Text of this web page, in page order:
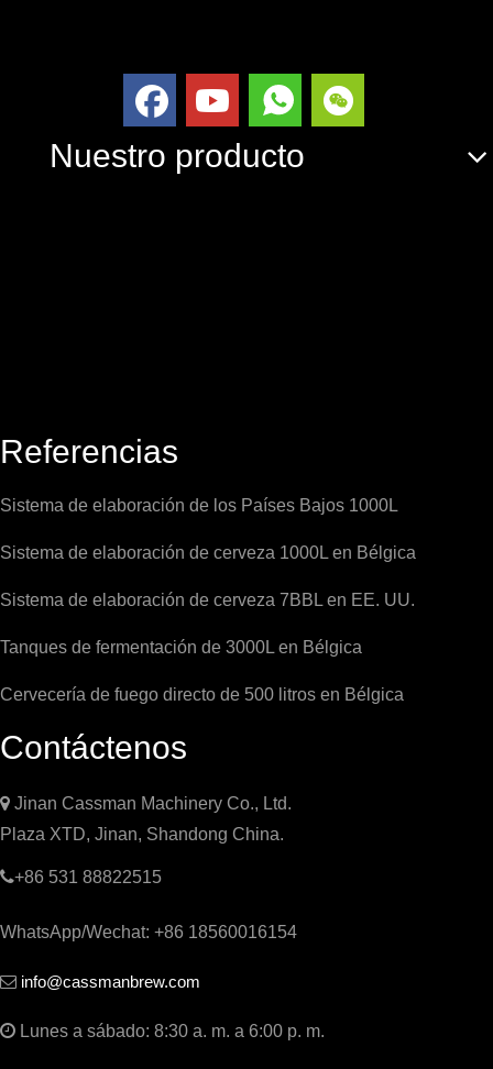
Nuestro producto
Referencias
Sistema de elaboración de los Países Bajos 1000L
Sistema de elaboración de cerveza 1000L en Bélgica
Sistema de elaboración de cerveza 7BBL en EE. UU.
Tanques de fermentación de 3000L en Bélgica
Cervecería de fuego directo de 500 litros en Bélgica
Contáctenos
 Jinan Cassman Machinery Co., Ltd.
Plaza XTD, Jinan, Shandong China.
+86 531 88822515
WhatsApp/Wechat: +86 18560016154
 info@cassmanbrew.com
 Lunes a sábado: 8:30 a. m. a 6:00 p. m.